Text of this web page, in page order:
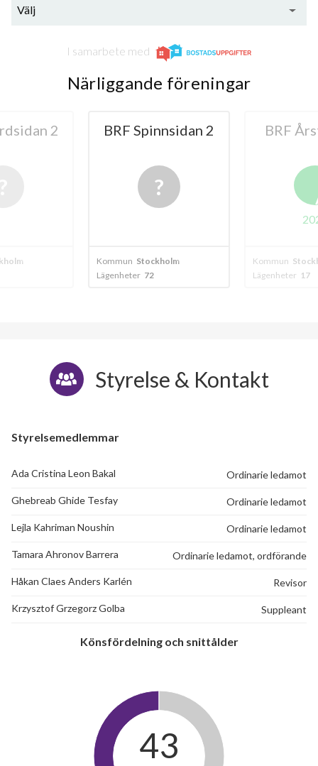
Välj
I samarbete med
Närliggande föreningar
2 BRF Spinnsidan 2
Kommun Stockholm
Lägenheter 72
BRF
Kommun
Lägenheter 17
Styrelse & Kontakt
Styrelsemedlemmar
Ada Cristina Leon Bakal Ordinarie ledamot
Ghebreab Ghide Tesfay Ordinarie ledamot
Lejla Kahriman Noushin Ordinarie ledamot
Tamara Ahronov Barrera Ordinarie ledamot, ordförande
Håkan Claes Anders Karlén Revisor
Krzysztof Grzegorz Golba Suppleant
Könsfördelning och snittålder
43